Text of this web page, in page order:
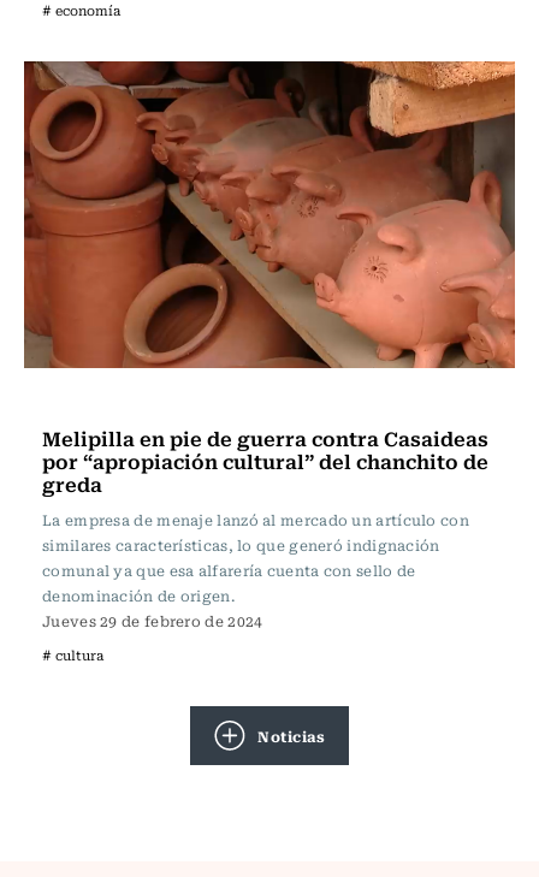
# economía
Melipilla en pie de guerra contra Casaideas
por “apropiación cultural” del chanchito de
greda
La empresa de menaje lanzó al mercado un artículo con
similares características, lo que generó indignación
comunal ya que esa alfarería cuenta con sello de
denominación de origen.
Jueves 29 de febrero de 2024
# cultura
Noticias